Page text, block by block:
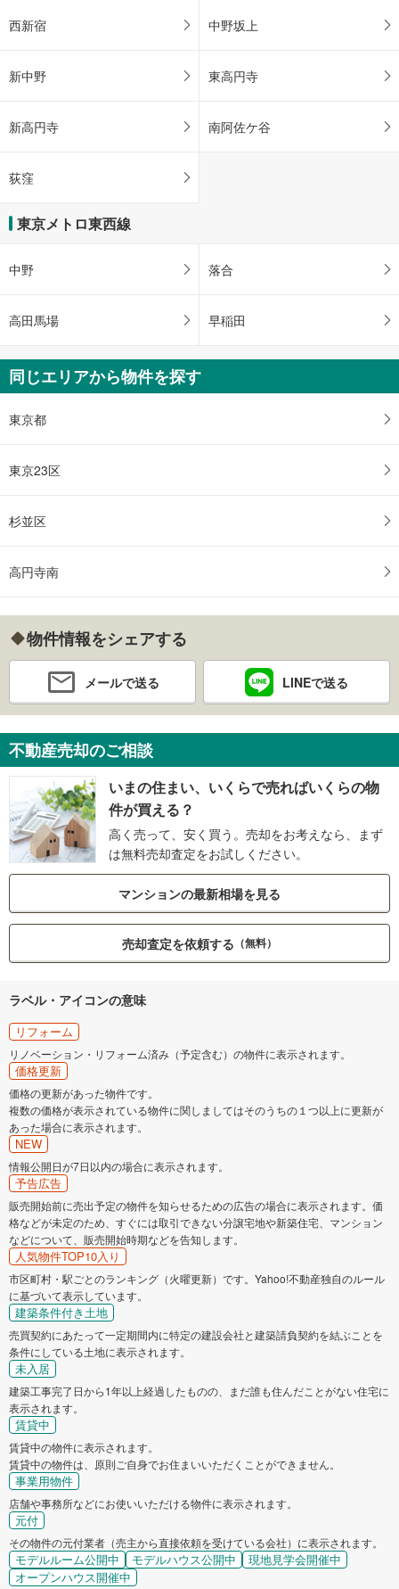
西新宿 中野坂上
新中野 東高円寺
新高円寺 南阿佐ケ谷
荻窪
東京メトロ東西線
中野 落合
高田馬場 早稲田
同じエリアから物件を探す
東京都
東京23区
杉並区
高円寺南
物件情報をシェアする
メールで送る LINEで送る
不動産売却のご相談
いまの住まい、いくらで売ればいくらの物
件が買える？
高く売って、安く買う。売却をお考えなら、まず
は無料売却査定をお試しください。
マンションの最新相場を見る
売却査定を依頼する （無料）
ラベル・アイコンの意味
リフォーム
リノベーション・リフォーム済み（予定含む）の物件に表示されます。
価格更新
価格の更新があった物件です。
複数の価格が表示されている物件に関しましてはそのうちの１つ以上に更新が
あった場合に表示されます。
NEW
情報公開日が7日以内の場合に表示されます。
予告広告
販売開始前に売出予定の物件を知らせるための広告の場合に表示されます。価
格などが未定のため、すぐには取引できない分譲宅地や新築住宅、マンション
などについて、販売開始時期などを告知します。
人気物件TOP10入り
市区町村・駅ごとのランキング（火曜更新）です。Yahoo!不動産独自のルール
に基づいて表示しています。
建築条件付き土地
売買契約にあたって一定期間内に特定の建設会社と建築請負契約を結ぶことを
条件にしている土地に表示されます。
未入居
建築工事完了日から1年以上経過したものの、まだ誰も住んだことがない住宅に
表示されます。
賃貸中
賃貸中の物件に表示されます。
賃貸中の物件は、原則ご自身でお住まいいただくことができません。
事業用物件
店舗や事務所などにお使いいただける物件に表示されます。
元付
その物件の元付業者（売主から直接依頼を受けている会社）に表示されます。
モデルルーム公開中 モデルハウス公開中
現地見学会開催中
オープンハウス開催中